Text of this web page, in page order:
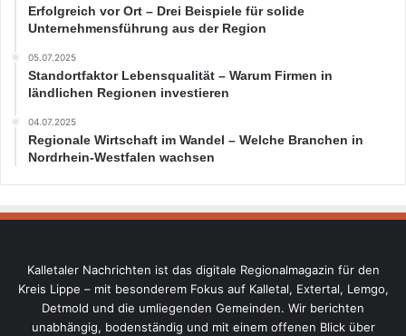
Erfolgreich vor Ort – Drei Beispiele für solide
Unternehmensführung aus der Region
05.07.2025
Standortfaktor Lebensqualität – Warum Firmen in
ländlichen Regionen investieren
04.07.2025
Regionale Wirtschaft im Wandel – Welche Branchen in
Nordrhein-Westfalen wachsen
Kalletaler Nachrichten ist das digitale Regionalmagazin für den
Kreis Lippe – mit besonderem Fokus auf Kalletal, Extertal, Lemgo,
Detmold und die umliegenden Gemeinden. Wir berichten
unabhängig, bodenständig und mit einem offenen Blick über